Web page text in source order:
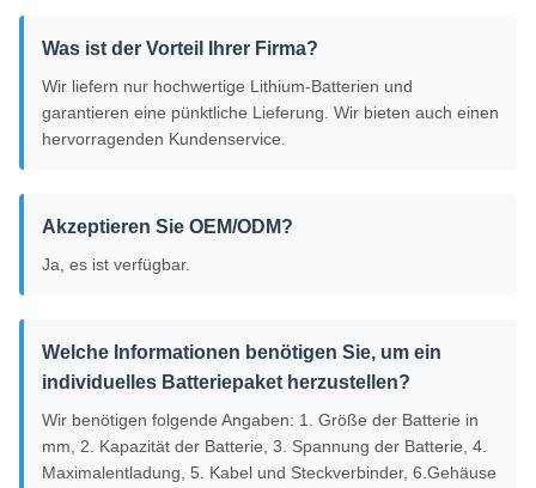
Was ist der Vorteil Ihrer Firma?
Wir liefern nur hochwertige Lithium-Batterien und
garantieren eine pünktliche Lieferung. Wir bieten auch einen
hervorragenden Kundenservice.
Akzeptieren Sie OEM/ODM?
Ja, es ist verfügbar.
Welche Informationen benötigen Sie, um ein
individuelles Batteriepaket herzustellen?
Wir benötigen folgende Angaben: 1. Größe der Batterie in
mm, 2. Kapazität der Batterie, 3. Spannung der Batterie, 4.
Maximalentladung, 5. Kabel und Steckverbinder, 6.Gehäuse